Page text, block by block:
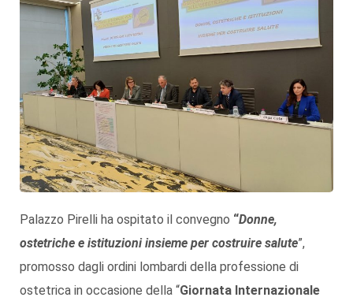
Palazzo Pirelli ha ospitato il convegno “Donne,
ostetriche e istituzioni insieme per costruire salute”,
promosso dagli ordini lombardi della professione di
ostetrica in occasione della “Giornata Internazionale